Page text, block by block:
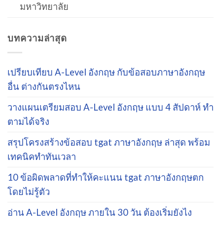
มหาวิทยาลัย
บทความล่าสุด
เปรียบเทียบ A-Level อังกฤษ กับข้อสอบภาษาอังกฤษ
อื่น ต่างกันตรงไหน
วางแผนเตรียมสอบ A-Level อังกฤษ แบบ 4 สัปดาห์ ทำ
ตามได้จริง
สรุปโครงสร้างข้อสอบ tgat ภาษาอังกฤษ ล่าสุด พร้อม
เทคนิคทำทันเวลา
10 ข้อผิดพลาดที่ทำให้คะแนน tgat ภาษาอังกฤษตก
โดยไม่รู้ตัว
อ่าน A-Level อังกฤษ ภายใน 30 วัน ต้องเริ่มยังไง